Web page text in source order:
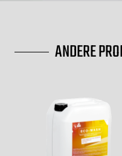
ANDERE